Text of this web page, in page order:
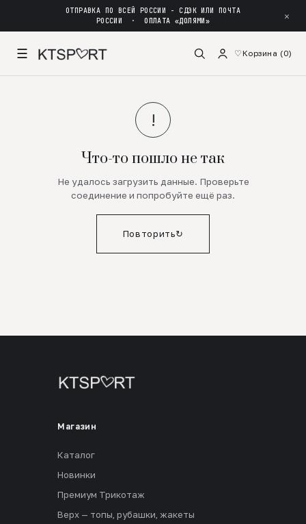
ОТПРАВКА ПО ВСЕЙ РОССИИ - СДЭК ИЛИ ПОЧТА
РОССИИ ·ОПЛАТА «ДОЛЯМИ» ✕
☰ ♡Корзина (0)
!
Что-то пошло не так
Не удалось загрузить данные. Проверьте
соединение и попробуйте ещё раз.
Повторить↻
Магазин
Каталог
Новинки
Премиум Трикотаж
Верх — топы, рубашки, жакеты